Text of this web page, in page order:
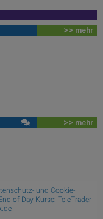
>> mehr
>> mehr
und Cookie-
of Day Kurse: TeleTrader